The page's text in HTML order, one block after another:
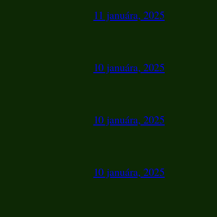
11 januára, 2025
10 januára, 2025
10 januára, 2025
10 januára, 2025